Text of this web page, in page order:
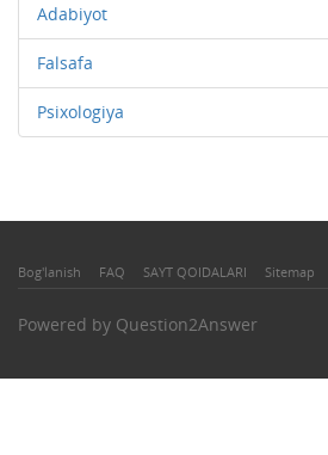
Adabiyot
Falsafa
Psixologiya
Bog'lanish FAQ SAYT QOIDALARI Sitemap
Powered by Question2Answer